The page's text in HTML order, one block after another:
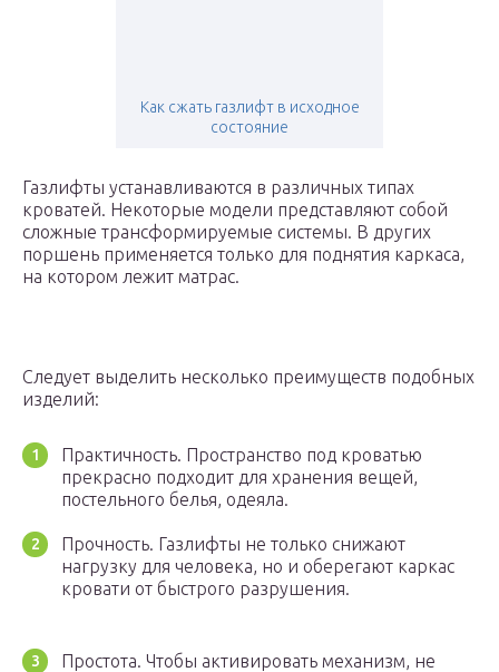
Как сжать газлифт в исходное
состояние
Газлифты устанавливаются в различных типах
кроватей. Некоторые модели представляют собой
сложные трансформируемые системы. В других
поршень применяется только для поднятия каркаса,
на котором лежит матрас.
Следует выделить несколько преимуществ подобных
изделий:
Практичность. Пространство под кроватью
прекрасно подходит для хранения вещей,
постельного белья, одеяла.
Прочность. Газлифты не только снижают
нагрузку для человека, но и оберегают каркас
кровати от быстрого разрушения.
Простота. Чтобы активировать механизм, не